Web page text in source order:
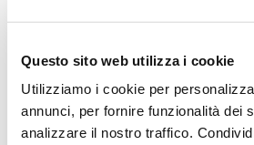
Questo sito web utilizza i cookie
Utilizziamo i cookie per
annunci, per fornire funzionalità dei
analizzare il nostro traffico.
Le novità non si fanno desiderare
saranno solo piccole formazioni a
passerella di levante. Sabato 11
un assaggio delle emozioni in